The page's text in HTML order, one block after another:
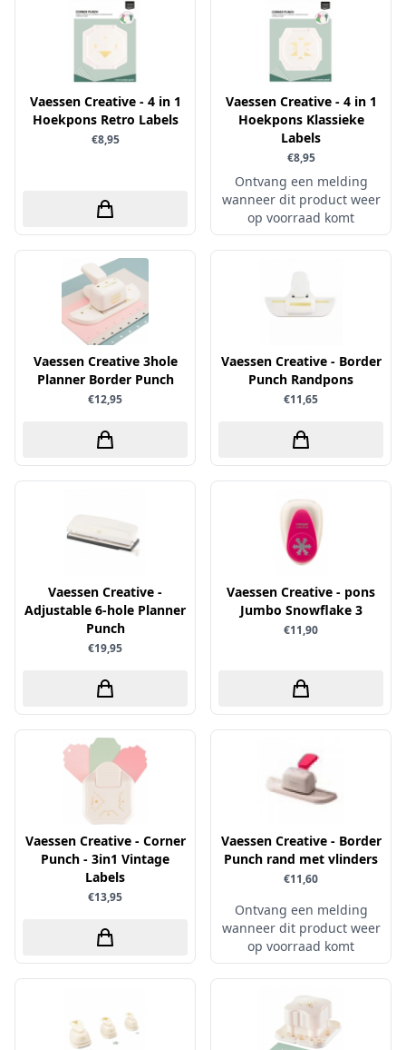
Little Birdie
Maja Design
Marianne Design
Marij Rahder
Memento
Morgana Fantasy
Nellie's Choice
Nuvo
Overige
Paper Boutique
Paper Favourites
Paperfuel
Papers for You
Prills
Pronty
Rayher
Reprint
ScrapAndMe
Sizzix
Sparkles
Spectrum Noir
Spellbinders
Sprinkletz
Stamperia
Starform
Steadler
Studio Light
Te Gekke Krijtjes
The Paper Boutique
Vaessen Creative - 4 in 1
Hoekpons Retro Labels
€8,95
Vaessen Creative - 4 in 1
Hoekpons Klassieke
Labels
€8,95
Ontvang een melding
wanneer dit product weer
op voorraad komt
Vaessen Creative 3hole
Planner Border Punch
€12,95
Vaessen Creative - Border
Punch Randpons
€11,65
Vaessen Creative -
Adjustable 6-hole Planner
Punch
€19,95
Vaessen Creative - pons
Jumbo Snowflake 3
€11,90
Vaessen Creative - Corner
Punch - 3in1 Vintage
Labels
€13,95
Vaessen Creative - Border
Punch rand met vlinders
€11,60
Ontvang een melding
wanneer dit product weer
op voorraad komt